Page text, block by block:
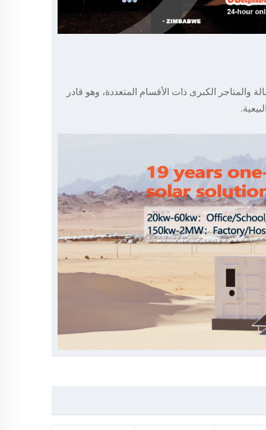
متاجر البقالة والمتاجر الكبرى ذات الأقسام المتعددة، وهو قادر